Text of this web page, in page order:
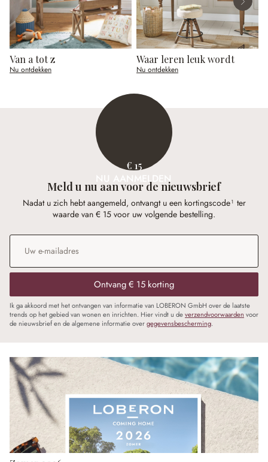
Van a tot z
Nu ontdekken
Waar leren leuk wordt
Nu ontdekken
€ 15
NU AANMELDEN
Meld u nu aan voor de nieuwsbrief
Nadat u zich hebt aangemeld, ontvangt u een kortingscode¹ ter
waarde van € 15 voor uw volgende bestelling.
E-mailadres
Ontvang € 15 korting
Ik ga akkoord met het ontvangen van informatie van LOBERON GmbH over de laatste
trends op het gebied van wonen en inrichten. Hier vindt u deverzendvoorwaarden voor
de nieuwsbrief en de algemene informatie overgegevensbescherming.